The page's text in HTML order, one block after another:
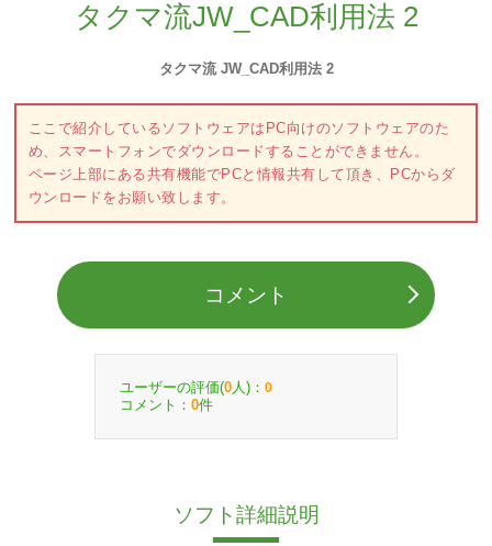
タクマ流JW_CAD利用法 2
タクマ流 JW_CAD利用法 2
ここで紹介しているソフトウェアはPC向けのソフトウェアのた
め、スマートフォンでダウンロードすることができません。
ページ上部にある共有機能でPCと情報共有して頂き、PCからダ
ウンロードをお願い致します。
コメント
ユーザーの評価(0 人)： 0
コメント： 0件
ソフト詳細説明